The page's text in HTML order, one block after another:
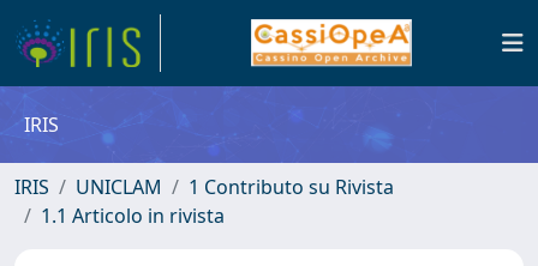
IRIS
IRIS UNICLAM
1 Contributo su Rivista
1.1 Articolo in rivista